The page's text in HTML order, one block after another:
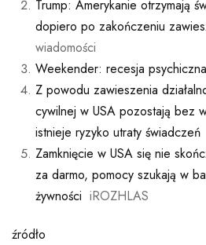
Trump: Amerykanie otrzymają
dopiero po zakończeniu
wiadomości
Weekender: recesja
Z powodu zawieszenia
cywilnej w USA pozostają bez
istnieje ryzyko utraty świadczeń
Zamknięcie w USA się nie
za darmo, pomocy szukają w
żywności iROZHLAS
źródło